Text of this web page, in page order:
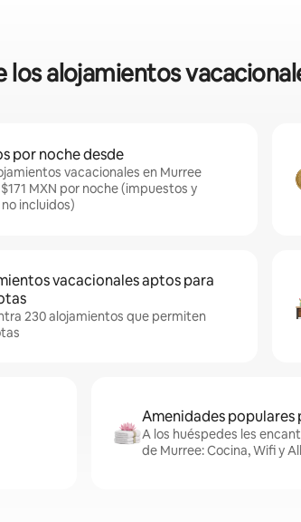
los alojamientos
por noche desde
vacacionales en Murree
MXN por noche (impuestos y
incluidos)
vacacionales aptos para
230 alojamientos que permiten
Amenidades populares
A los huéspedes les
de Murree: Cocina, Wifi y